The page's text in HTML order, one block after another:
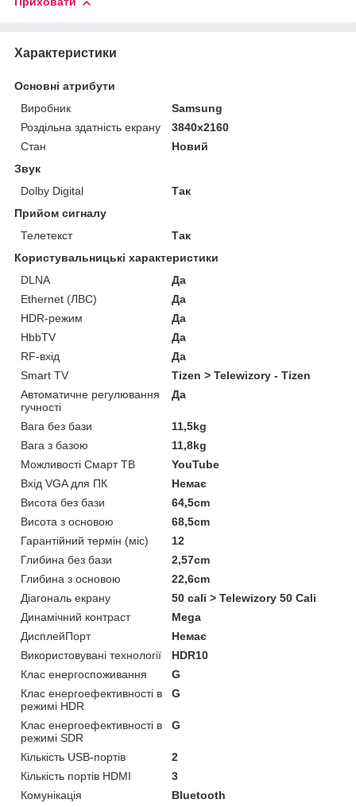
Характеристики
Основні атрибути
Виробник
Samsung
Роздільна здатність екрану
3840x2160
Стан
Новий
Звук
Dolby Digital
Так
Прийом сигналу
Телетекст
Так
Користувальницькі характеристики
DLNA
Да
Ethernet (ЛВС)
Да
HDR-режим
Да
HbbTV
Да
RF-вхід
Да
Smart TV
Tizen > Telewizory - Tizen
Автоматичне регулювання
гучності
Да
Вага без бази
11,5kg
Вага з базою
11,8kg
Можливості Смарт ТВ
YouTube
Вхід VGA для ПК
Немає
Висота без бази
64,5cm
Висота з основою
68,5cm
Гарантійний термін (міс)
12
Глибина без бази
2,57cm
Глибина з основою
22,6cm
Діагональ екрану
50 cali > Telewizory 50 Cali
Динамічний контраст
Mega
ДисплейПорт
Немає
Використовувані технології
HDR10
Клас енергоспоживання
G
Клас енергоефективності в
режимі HDR
G
Клас енергоефективності в
режимі SDR
G
Кількість USB-портів
2
Кількість портів HDMI
3
Комунікація
Bluetooth